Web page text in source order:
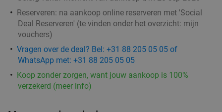
Reserveren: na aankoop online reserveren met 'Social
Deal Reserveren' (te vinden onder het overzicht: mijn
vouchers)
Vragen over de deal? Bel: +31 88 205 05 05 of
WhatsApp met: +31 88 205 05 05
Koop zonder zorgen, want jouw aankoop is 100%
verzekerd (meer info)